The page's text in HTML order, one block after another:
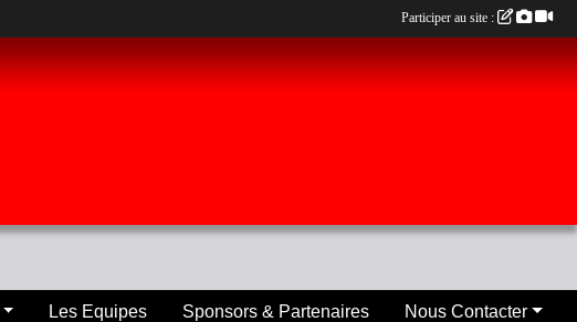
Les Equipes Sponsors & Partenaires Nous Contacter
Participer au site :